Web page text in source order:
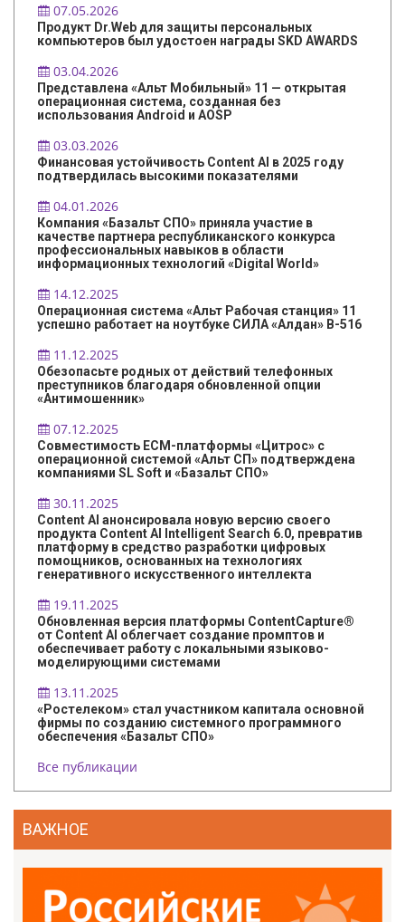
07.05.2026
Продукт Dr.Web для защиты персональных
компьютеров был удостоен награды SKD AWARDS
03.04.2026
Представлена «Альт Мобильный» 11 — открытая
операционная система, созданная без
использования Android и AOSP
03.03.2026
Финансовая устойчивость Content AI в 2025 году
подтвердилась высокими показателями
04.01.2026
Компания «Базальт СПО» приняла участие в
качестве партнера республиканского конкурса
профессиональных навыков в области
информационных технологий «Digital World»
14.12.2025
Операционная система «Альт Рабочая станция» 11
успешно работает на ноутбуке СИЛА «Алдан» B-516
11.12.2025
Обезопасьте родных от действий телефонных
преступников благодаря обновленной опции
«Антимошенник»
07.12.2025
Совместимость ECM-платформы «Цитрос» с
операционной системой «Альт СП» подтверждена
компаниями SL Soft и «Базальт СПО»
30.11.2025
Content AI анонсировала новую версию своего
продукта Content AI Intelligent Search 6.0, превратив
платформу в средство разработки цифровых
помощников, основанных на технологиях
генеративного искусственного интеллекта
19.11.2025
Обновленная версия платформы ContentCapture®
от Content AI облегчает создание промптов и
обеспечивает работу с локальными языково-
моделирующими системами
13.11.2025
«Ростелеком» стал участником капитала основной
фирмы по созданию системного программного
обеспечения «Базальт СПО»
Все публикации
ВАЖНОЕ